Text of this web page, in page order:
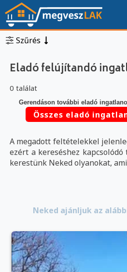
Szűrés
Eladó felújítandó
0 találat
Gerendáson további eladó
Összes eladó
A megadott feltételekkel
ezért a kereséshez
kerestünk Neked olyanokat,
Neked ajánljuk az